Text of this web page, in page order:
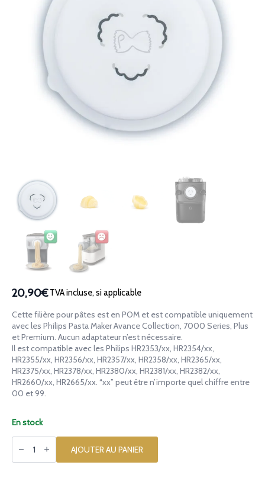
20,90€TVA incluse, si applicable
Cette filière pour pâtes est en POM et est compatible uniquement
avec les Philips Pasta Maker Avance Collection, 7000 Series, Plus
et Premium. Aucun adaptateur n’est nécessaire.
Il est compatible avec les Philips HR2353/xx, HR2354/xx,
HR2355/xx, HR2356/xx, HR2357/xx, HR2358/xx, HR2365/xx,
HR2375/xx, HR2378/xx, HR2380/xx, HR2381/xx, HR2382/xx,
HR2660/xx, HR2665/xx. “xx” peut être n’importe quel chiffre entre
00 et 99.
En stock
quantité
de
en
AJOUTER AU PANIER